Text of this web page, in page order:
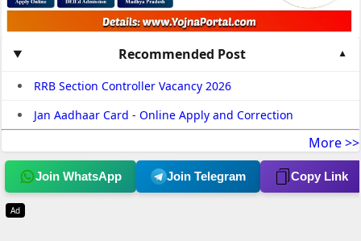
Recommended Post
RRB Section Controller Vacancy 2026
Jan Aadhaar Card - Online Apply and Correction
More >>
Join WhatsApp Join Telegram Copy Link
Ad